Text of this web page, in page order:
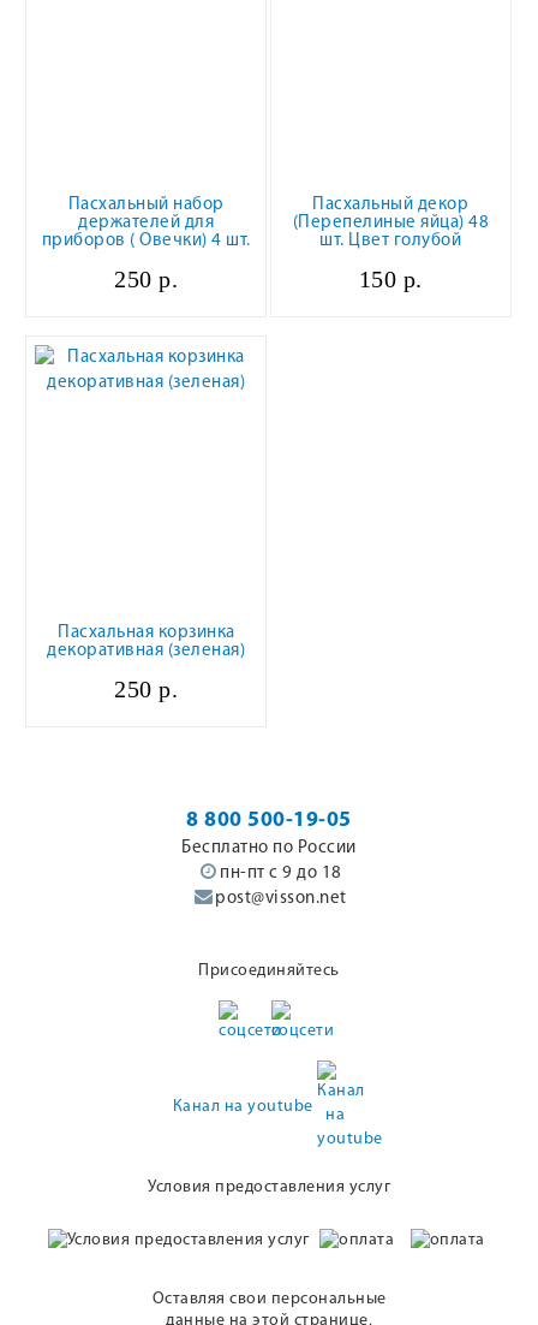
Пасхальный набор
держателей для
приборов ( Овечки) 4 шт.
250 р.
Пасхальный декор
(Перепелиные яйца) 48
шт. Цвет голубой
150 р.
Пасхальная корзинка
декоративная (зеленая)
250 р.
8 800 500-19-05
Бесплатно по России
пн-пт с 9 до 18
post@visson.net
Присоединяйтесь
Канал на youtube
Условия предоставления услуг
Оставляя свои персональные
данные на этой странице,